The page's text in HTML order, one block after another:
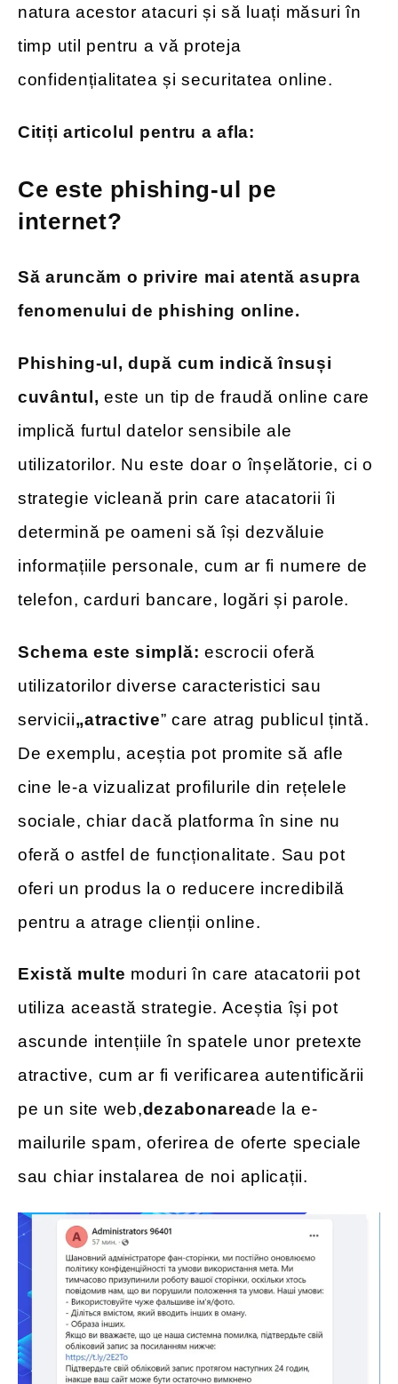
natura acestor atacuri și să luați măsuri în
timp util pentru a vă proteja
confidențialitatea și securitatea online.
Citiți articolul pentru a afla:
Ce este phishing-ul pe
internet?
Să aruncăm o privire mai atentă asupra
fenomenului de phishing online.
Phishing-ul, după cum indică însuși
cuvântul, este un tip de fraudă online care
implică furtul datelor sensibile ale
utilizatorilor. Nu este doar o înșelătorie, ci o
strategie vicleană prin care atacatorii îi
determină pe oameni să își dezvăluie
informațiile personale, cum ar fi numere de
telefon, carduri bancare, logări și parole.
Schema este simplă: escrocii oferă
utilizatorilor diverse caracteristici sau
servicii„atractive” care atrag publicul țintă.
De exemplu, aceștia pot promite să afle
cine le-a vizualizat profilurile din rețelele
sociale, chiar dacă platforma în sine nu
oferă o astfel de funcționalitate. Sau pot
oferi un produs la o reducere incredibilă
pentru a atrage clienții online.
Există multe moduri în care atacatorii pot
utiliza această strategie. Aceștia își pot
ascunde intențiile în spatele unor pretexte
atractive, cum ar fi verificarea autentificării
pe un site web,dezabonareade la e-
mailurile spam, oferirea de oferte speciale
sau chiar instalarea de noi aplicații.